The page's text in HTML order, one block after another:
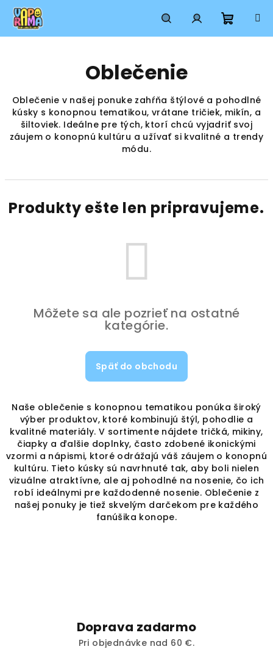
Prejsť
obsah
HľadaťPrihlásenie
Oblečenie
Oblečenie v našej ponuke zahŕňa štýlové a pohodlné
kúsky s konopnou tematikou, vrátane tričiek, mikín, a
šiltoviek. Ideálne pre tých, ktorí chcú vyjadriť svoj
záujem o konopnú kultúru a užívať si kvalitné a trendy
módu.
Produkty ešte len pripravujeme.
Môžete sa ale pozrieť na ostatné
kategórie.
Späť do obchodu
Naše oblečenie s konopnou tematikou ponúka široký
výber produktov, ktoré kombinujú štýl, pohodlie a
kvalitné materiály. V sortimente nájdete tričká, mikiny,
čiapky a ďalšie doplnky, často zdobené ikonickými
vzormi a nápismi, ktoré odrážajú váš záujem o konopnú
kultúru. Tieto kúsky sú navrhnuté tak, aby boli nielen
vizuálne atraktívne, ale aj pohodlné na nosenie, čo ich
robí ideálnymi pre každodenné nosenie. Oblečenie z
našej ponuky je tiež skvelým darčekom pre každého
fanúšika konope.
Doprava zadarmo
Pri objednávke nad 60 €.